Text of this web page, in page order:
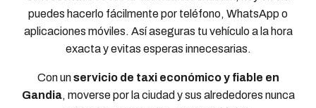
puedes hacerlo fácilmente por teléfono, WhatsApp o
aplicaciones móviles. Así aseguras tu vehículo a la hora
exacta y evitas esperas innecesarias.
Con unservicio de taxi económico y fiable en
Gandia, moverse por la ciudad y sus alrededores nunca